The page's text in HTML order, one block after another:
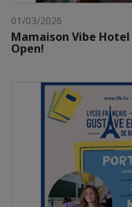
01/03/2026
Mamaison Vibe
Open!